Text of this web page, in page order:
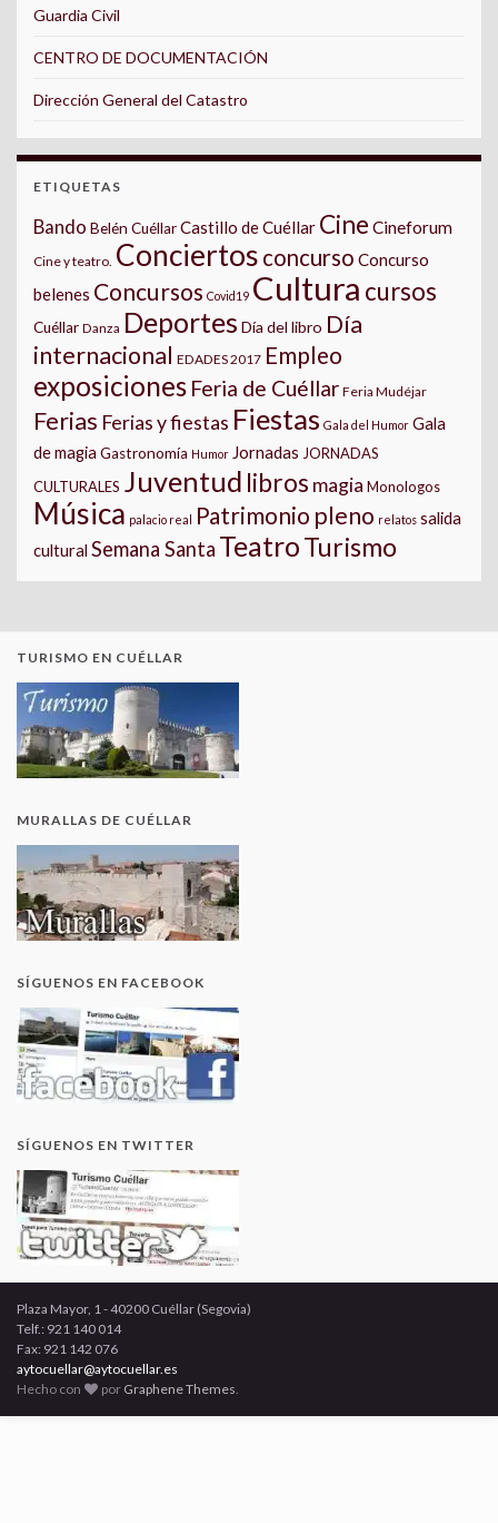
Guardia Civil
CENTRO DE DOCUMENTACIÓN
Dirección General del Catastro
ETIQUETAS
Bando Belén CuéllarCastillo de Cuéllar Cine Cineforum
Cine y teatro. Conciertos concurso Concurso
belenes Concursos Covid19 Cultura cursos
Cuéllar Danza Deportes Día del libro Día
internacional EDADES 2017 Empleo
exposiciones Feria de Cuéllar Feria Mudéjar
Ferias Ferias y fiestas Fiestas Gala del Humor Gala
de magia Gastronomía Humor Jornadas JORNADAS
CULTURALES Juventud libros magia Monologos
Música palacio real Patrimonio pleno relatos salida
cultural Semana Santa TeatroTurismo
TURISMO EN CUÉLLAR
MURALLAS DE CUÉLLAR
SÍGUENOS EN FACEBOOK
SÍGUENOS EN TWITTER
Plaza Mayor, 1 - 40200 Cuéllar (Segovia)
Telf.: 921 140 014
Fax: 921 142 076
aytocuellar@aytocuellar.es
Hecho con
por Graphene Themes.